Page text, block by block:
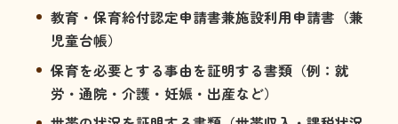
教育・保育給付認定申請書兼施設利用申請書（兼
児童台帳）
保育を必要とする事由を証明する書類（例：就
労・通院・介護・妊娠・出産など）